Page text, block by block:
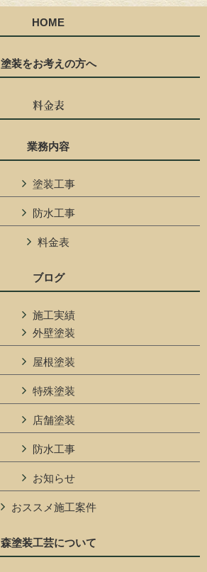
HOME
塗装をお考えの方へ
料金表
業務内容
塗装工事
防水工事
料金表
ブログ
施工実績
外壁塗装
屋根塗装
特殊塗装
店舗塗装
防水工事
お知らせ
おススメ施工案件
森塗装工芸について